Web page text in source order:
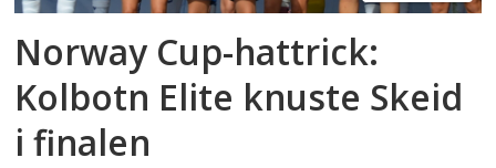
Norway Cup-hattrick:
Kolbotn Elite knuste Skeid
i finalen